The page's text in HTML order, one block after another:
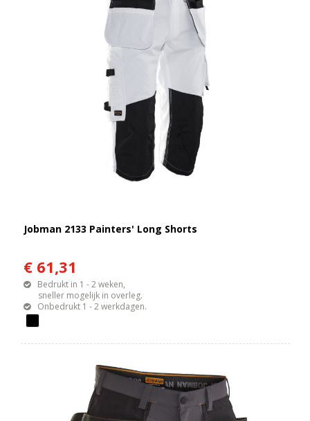
Jobman 2133 Painters' Long Shorts
€ 61,31
Bedrukt in 1 - 2 weken,
sneller mogelijk in overleg.
Onbedrukt 1 - 2 werkdagen.